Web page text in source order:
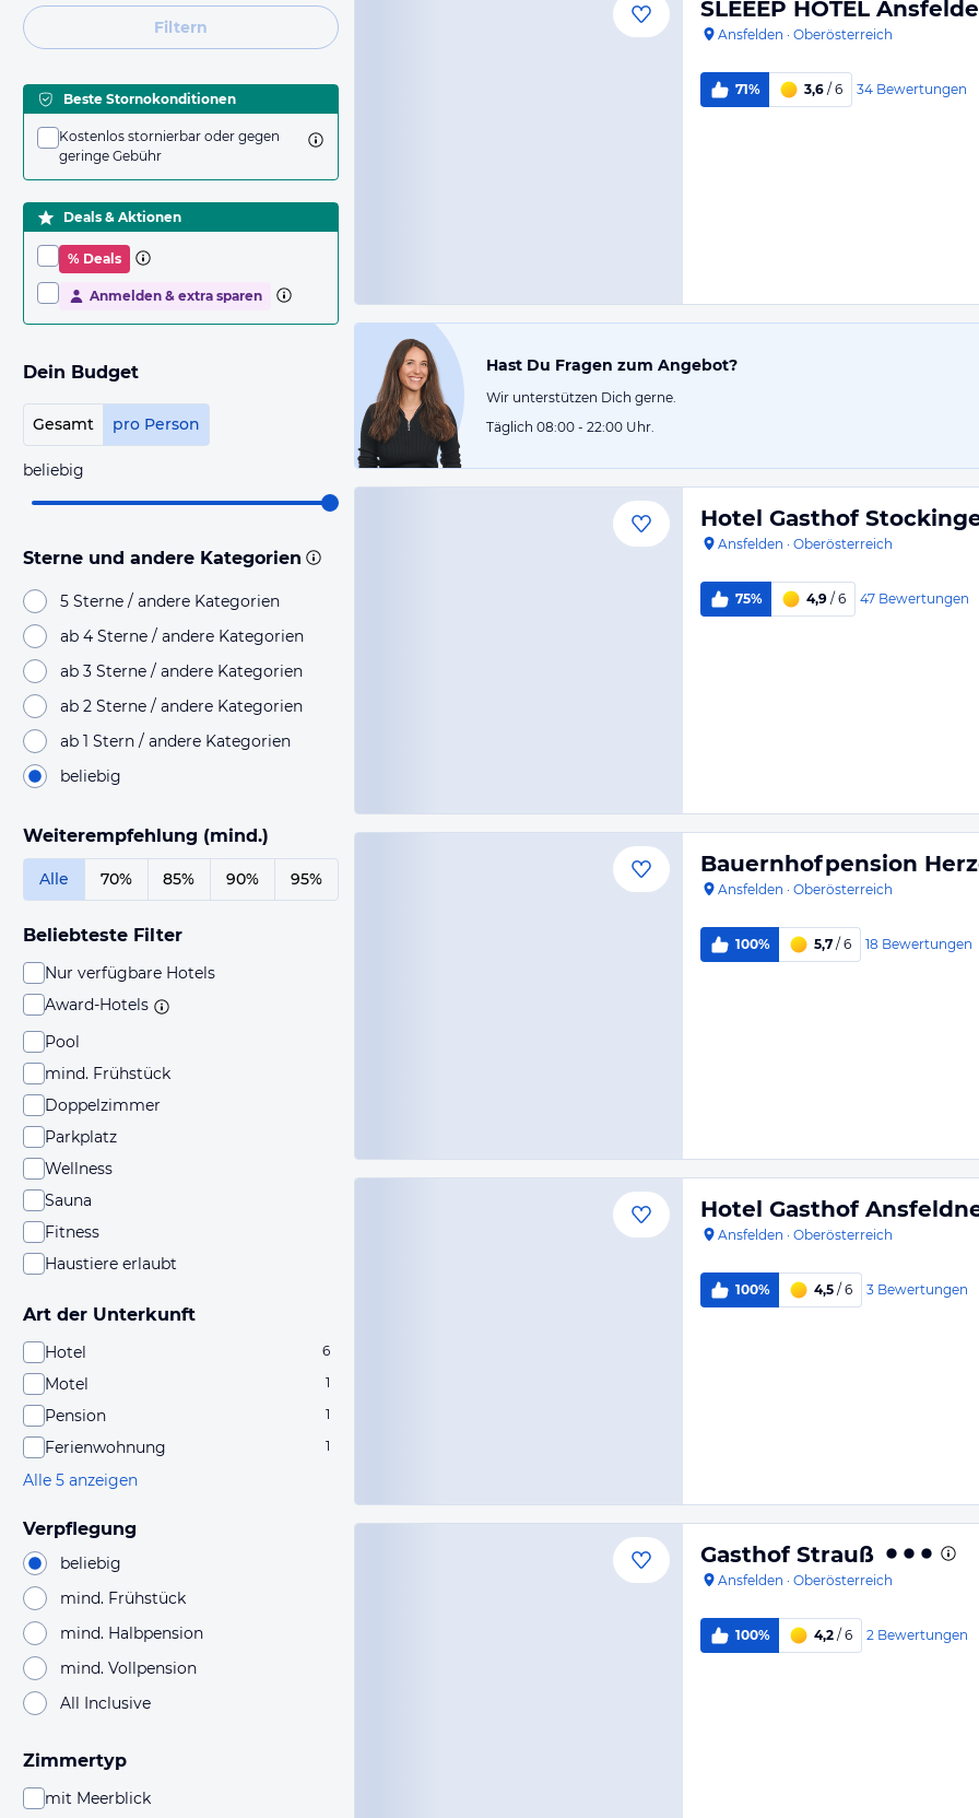
Filtern
Beste Stornokonditionen
Kostenlos stornierbar oder gegen
geringe Gebühr
Deals & Aktionen
% Deals
Anmelden & extra sparen
Dein Budget
Gesamt pro Person
beliebig
Sterne und andere Kategorien
5 Sterne / andere Kategorien
ab 4 Sterne / andere Kategorien
ab 3 Sterne / andere Kategorien
ab 2 Sterne / andere Kategorien
ab 1 Stern / andere Kategorien
beliebig
Weiterempfehlung (mind.)
Alle 70% 85% 90% 95%
Beliebteste Filter
Nur verfügbare Hotels
Award-Hotels
Pool
mind. Frühstück
Doppelzimmer
Parkplatz
Wellness
Sauna
Fitness
Haustiere erlaubt
Art der Unterkunft
Hotel 6
Motel 1
Pension 1
Ferienwohnung 1
Alle 5 anzeigen
Verpflegung
beliebig
mind. Frühstück
mind. Halbpension
mind. Vollpension
All Inclusive
Zimmertyp
mit Meerblick
SLEEEP HOTEL
Ansfelden · Oberösterreich
71% 3,6 / 6 34 Bewertungen
Hast Du Fragen zum Angebot?
Wir unterstützen Dich gerne.
Täglich 08:00 - 22:00 Uhr.
Hotel Gasthof
Ansfelden · Oberösterreich
75% 4,9 / 6 47 Bewertungen
Bauernhofpension
Ansfelden · Oberösterreich
100% 5,7 / 6 18 Bewertungen
Hotel Gasthof
Ansfelden · Oberösterreich
100% 4,5 / 6 3 Bewertungen
Gasthof Strauß
Ansfelden · Oberösterreich
100% 4,2 / 6 2 Bewertungen